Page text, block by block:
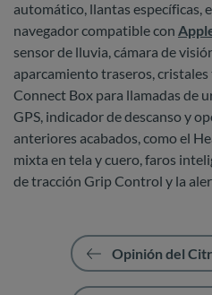
automático, llantas específicas,
navegador compatible con
sensor de lluvia, cámara de
aparcamiento traseros,
Connect Box para llamadas de
GPS, indicador de descanso y
anteriores acabados, como el
mixta en tela y cuero, faros
de tracción Grip Control y la
Opinión del